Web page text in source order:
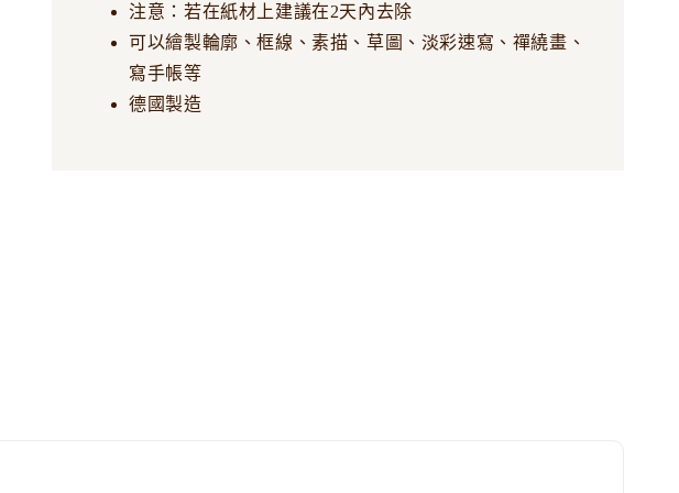
注意：若在紙材上建議在2天內去除
可以繪製輪廓、框線、素描、草圖、淡彩速寫、禪繞畫、
寫手帳等
德國製造